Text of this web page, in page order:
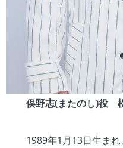
俣野志(またのし)役
1989年1月13日生ま